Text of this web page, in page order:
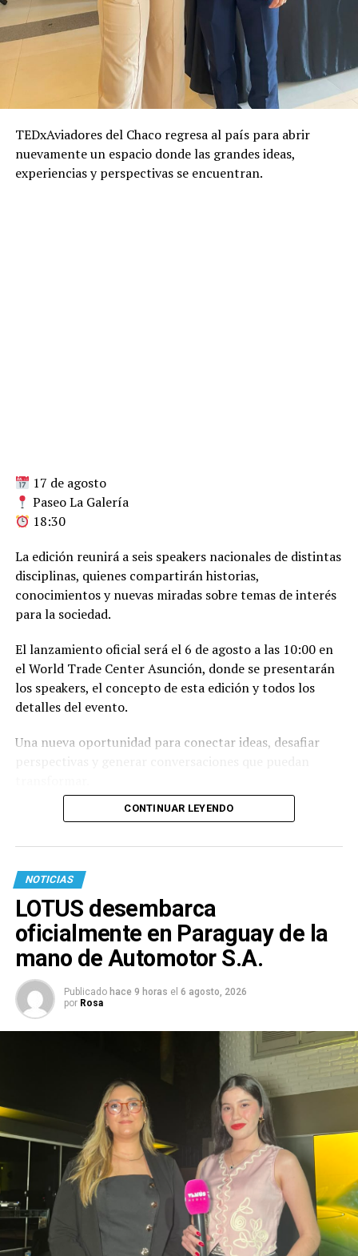
TEDxAviadores del Chaco regresa al país para abrir
nuevamente un espacio donde las grandes ideas,
experiencias y perspectivas se encuentran.
17 de agosto
Paseo La Galería
18:30
La edición reunirá a seis speakers nacionales de distintas
disciplinas, quienes compartirán historias,
conocimientos y nuevas miradas sobre temas de interés
para la sociedad.
El lanzamiento oficial será el 6 de agosto a las 10:00 en
el World Trade Center Asunción, donde se presentarán
los speakers, el concepto de esta edición y todos los
detalles del evento.
Una nueva oportunidad para conectar ideas, desafiar
CONTINUAR LEYENDO
NOTICIAS
LOTUS desembarca
oficialmente en Paraguay de la
mano de Automotor S.A.
Publicado hace 9 horas el 6 agosto, 2026
por Rosa